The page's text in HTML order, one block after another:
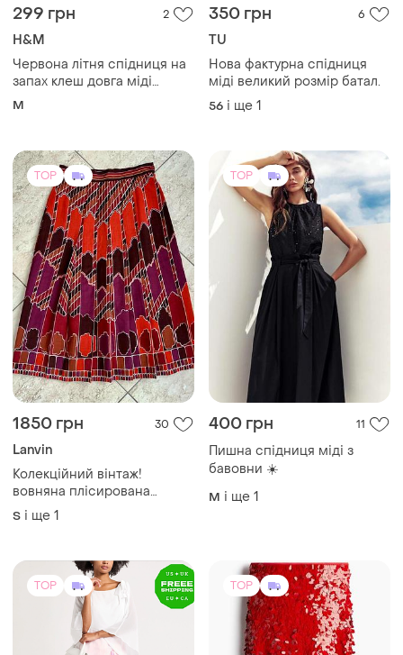
299 грн 2
H&M
Червона літня спідниця на
запах клеш довга міді
атласна шовкова юбка
M
350 грн 6
TU
Нова фактурна спідниця
міді великий розмір батал.
56 і ще 1
TOP
1850 грн 30
Lanvin
Колекційний вінтаж!
вовняна плісирована
спідниця міді lanvin (made
in france)
S і ще 1
TOP
400 грн 11
Пишна спідниця міді з
бавовни ☀️
M і ще 1
TOP TOP